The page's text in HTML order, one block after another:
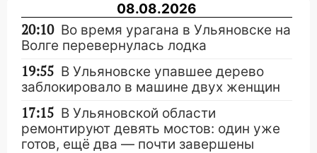
08.08.2026
20:10 Во время урагана в Ульяновске на
Волге перевернулась лодка
19:55 В Ульяновске упавшее дерево
заблокировало в машине двух женщин
17:15 В Ульяновской области
ремонтируют девять мостов: один уже
готов, ещё два — почти завершены